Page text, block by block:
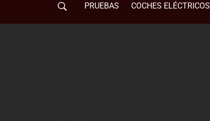
PRUEBAS COCHES ELÉCTRICOS